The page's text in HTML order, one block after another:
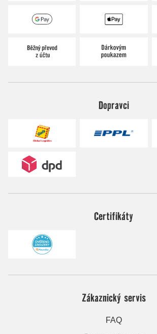
Dopravci
Certifikáty
Zákaznický servis
FAQ